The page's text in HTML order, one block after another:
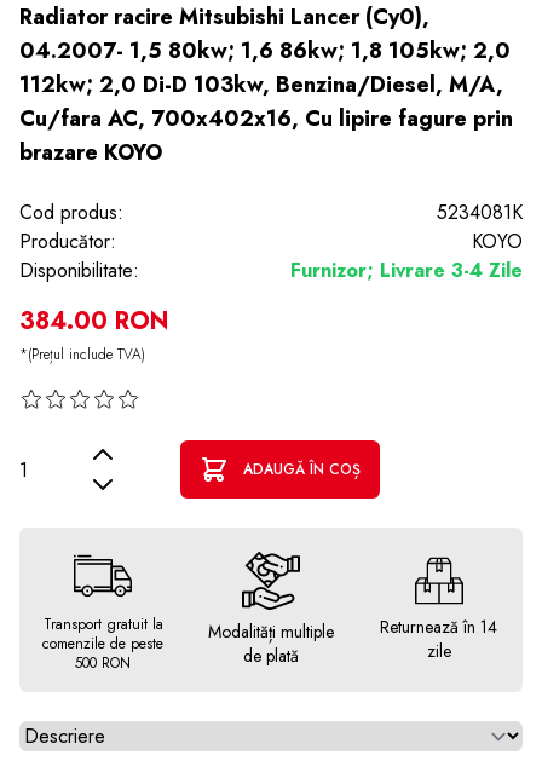
Radiator racire Mitsubishi Lancer (Cy0),
04.2007- 1,5 80kw; 1,6 86kw; 1,8 105kw; 2,0
112kw; 2,0 Di-D 103kw, Benzina/Diesel, M/A,
Cu/fara AC, 700x402x16, Cu lipire fagure prin
brazare KOYO
Cod produs:
5234081K
Producător:
KOYO
Disponibilitate:
Furnizor; Livrare 3-4 Zile
384.00 RON
*(Prețul include TVA)
ADAUGĂ ÎN COȘ
Transport gratuit la
comenzile de peste
500 RON
Modalități multiple
de plată
Returnează în 14
zile
Alegeti tab